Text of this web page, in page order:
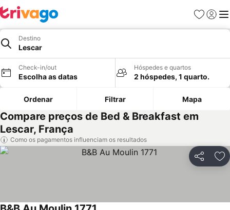
Favoritos
Iniciar
Destino
Lescar
Check-in/out
Escolha as datas
Hóspedes e quartos
2 hóspedes, 1 quarto.
Ordenar Filtrar Mapa
Compare preços de Bed & Breakfast em
Lescar, França
Como os pagamentos influenciam os resultados
Partilhar